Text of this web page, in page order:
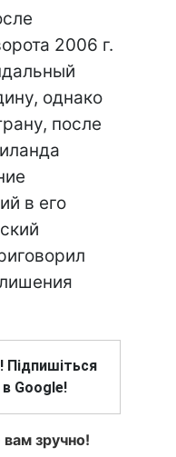
2006 г.
однако
после
в его
Підпишіться
Google!
зручно!